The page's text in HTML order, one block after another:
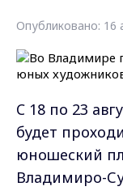
Опубликовано: 16
C 18 по 23
будет
юношеский
Владимиро-